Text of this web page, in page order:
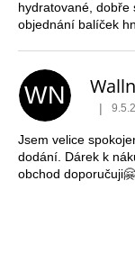
hydratované, dobře
objednání balíček
WN |
Jsem velice
dodání. Dárek k
obchod doporučuji🤗